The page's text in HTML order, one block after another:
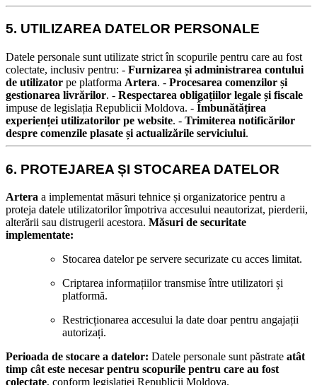
5. UTILIZAREA DATELOR PERSONALE
Datele personale sunt utilizate strict în scopurile pentru care au fost
colectate, inclusiv pentru: - Furnizarea și administrarea contului
de utilizator pe platforma Artera. - Procesarea comenzilor și
gestionarea livrărilor. - Respectarea obligațiilor legale și fiscale
impuse de legislația Republicii Moldova. - Îmbunătățirea
experienței utilizatorilor pe website. - Trimiterea notificărilor
despre comenzile plasate și actualizările serviciului.
6. PROTEJAREA ȘI STOCAREA DATELOR
Artera a implementat măsuri tehnice și organizatorice pentru a
proteja datele utilizatorilor împotriva accesului neautorizat, pierderii,
alterării sau distrugerii acestora. Măsuri de securitate
implementate:
Stocarea datelor pe servere securizate cu acces limitat.
Criptarea informațiilor transmise între utilizatori și
platformă.
Restricționarea accesului la date doar pentru angajații
autorizați.
Perioada de stocare a datelor: Datele personale sunt păstrate atât
timp cât este necesar pentru scopurile pentru care au fost
colectate, conform legislației Republicii Moldova.